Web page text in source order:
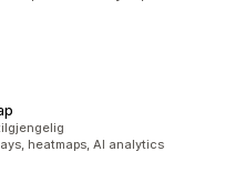
heatmaps, AI analytics